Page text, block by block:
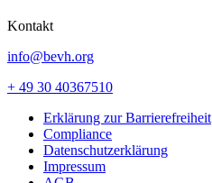
Kontakt
info@bevh.org
+ 49 30 40367510
Erklärung zur Barrierefreiheit
Compliance
Datenschutzerklärung
Impressum